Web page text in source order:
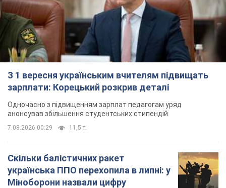
З 1 вересня українським вчителям підвищать
зарплати: Корецький розкрив деталі
Одночасно з підвищенням зарплат педагогам уряд
анонсував збільшення студентських стипендій
7.08.2026 00:29 11,5 т.
Скільки балістичних ракет
українська ППО перехопила в липні: у
Міноборони назвали цифру